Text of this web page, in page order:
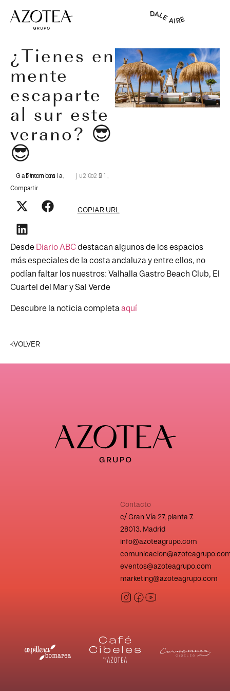
VOLVER
¿Tienes en
mente
escaparte
al sur este
verano? 😎
😎
Gastronomia ,
Premios
julio 21, 2025
Compartir
COPIAR URL
Desde Diario ABCdestacan algunos de los espacios
más especiales de la costa andaluza y entre ellos, no
podían faltar los nuestros: Valhalla Gastro Beach Club, El
Cuartel del Mar y Sal Verde
Descubre la noticia completa aquí
VOLVER
Contacto
c/ Gran Vía 27, planta 7.
28013. Madrid
info@azoteagrupo.com
eventos@azoteagrupo.com
marketing@azoteagrupo.com